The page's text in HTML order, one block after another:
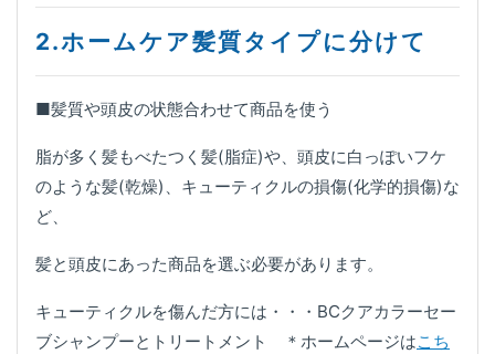
2.ホームケア髪質タイプに分けて
■髪質や頭皮の状態合わせて商品を使う
脂が多く髪もべたつく髪(脂症)や、頭皮に白っぽいフケ
のような髪(乾燥)、キューティクルの損傷(化学的損傷)な
ど、
髪と頭皮にあった商品を選ぶ必要があります。
キューティクルを傷んだ方には・・・BCクアカラーセー
ブシャンプーとトリートメント ＊ホームページはこち